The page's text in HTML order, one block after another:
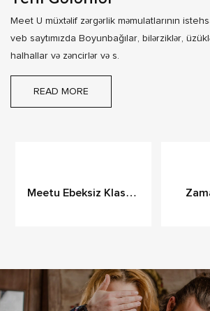
Meet U müxtəlif zərgərlik məmulatlarının
veb saytımızda Boyunbağılar, bilərziklər,
halhallar və zəncirlər və s.
READ MORE
Meetu Ebeksiz Klassik